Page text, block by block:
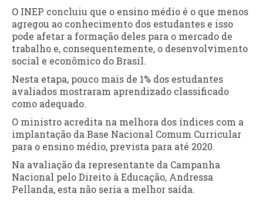
O INEP concluiu que o ensino médio é o que menos
agregou ao conhecimento dos estudantes e isso
pode afetar a formação deles para o mercado de
trabalho e, consequentemente, o desenvolvimento
social e econômico do Brasil.
Nesta etapa, pouco mais de 1% dos estudantes
avaliados mostraram aprendizado classificado
como adequado.
O ministro acredita na melhora dos índices com a
implantação da Base Nacional Comum Curricular
para o ensino médio, prevista para até 2020.
Na avaliação da representante da Campanha
Nacional pelo Direito à Educação, Andressa
Pellanda, esta não seria a melhor saída.